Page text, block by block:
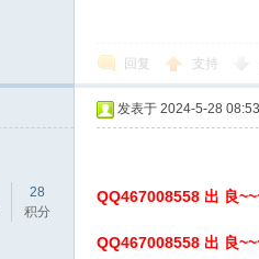
回复 支持
28
积分
发表于 2024-5-28
QQ467008558 出 良
QQ467008558 出 良